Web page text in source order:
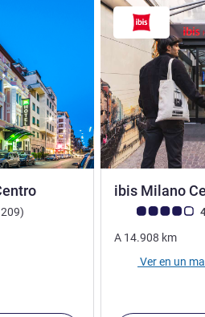
de ALL)
opiniones
)
ibis Milano
Nota de clientes
A 14.908 km
Ver en un